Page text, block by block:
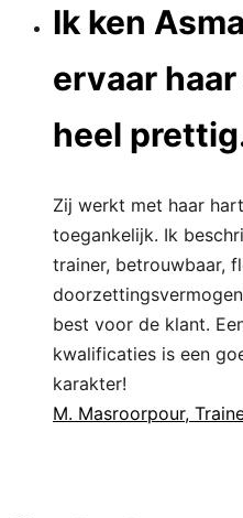
Ik ken
ervaar
heel
Zij werkt met haar
toegankelijk. Ik
trainer, betrouwbaar,
best voor de klant.
kwalificaties is een
karakter!
M. Masroorpour,